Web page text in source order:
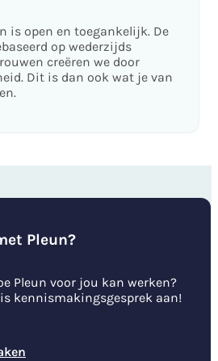
is open en toegankelijk. De
op wederzijds
creëren we door
Dit is dan ook wat je van
Pleun?
Pleun voor jou kan werken?
kennismakingsgesprek aan!